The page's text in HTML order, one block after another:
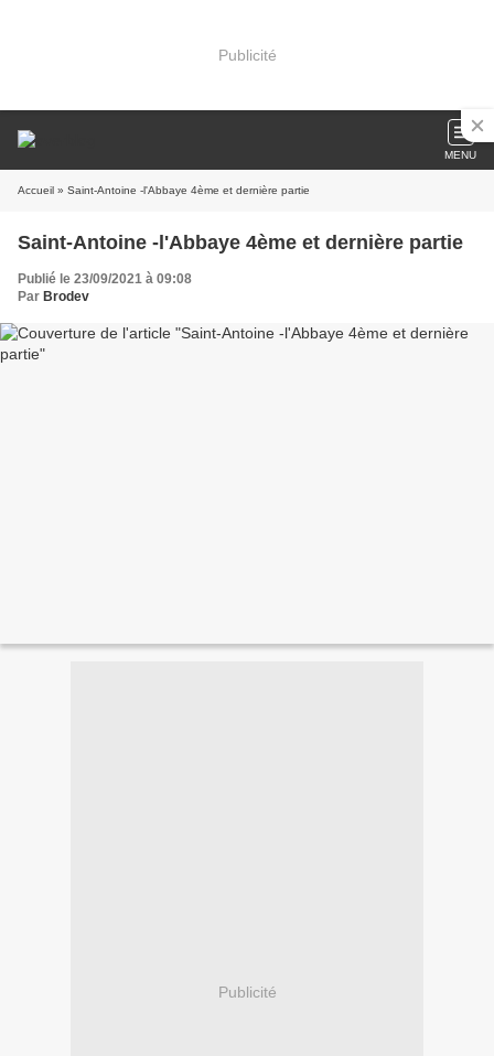
Publicité
MENU
Accueil » Saint-Antoine -l'Abbaye 4ème et dernière partie
Saint-Antoine -l'Abbaye 4ème et dernière partie
Publié le 23/09/2021 à 09:08
Par Brodev
Publicité